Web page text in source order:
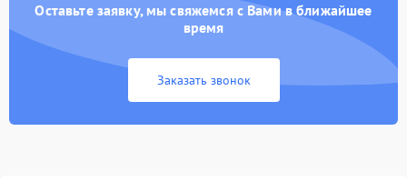
Оставьте заявку, мы свяжемся с Вами в ближайшее
время
Заказать звонок